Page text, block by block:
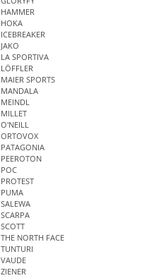
HAMMER
HOKA
ICEBREAKER
JAKO
LA SPORTIVA
LÖFFLER
MAIER SPORTS
MANDALA
MEINDL
MILLET
O'NEILL
ORTOVOX
PATAGONIA
PEEROTON
POC
PROTEST
PUMA
SALEWA
SCARPA
SCOTT
THE NORTH FACE
TUNTURI
VAUDE
ZIENER